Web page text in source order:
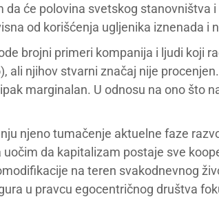
će polovina svetskog stanovništva
od korišćenja ugljenika iznenada i
brojni primeri kompanija i ljudi koji
ali njihov stvarni značaj nije
marginalan. U odnosu na ono što
njeno tumačenje aktuelne faze
da kapitalizam postaje sve
na teren svakodnevnog
u pravcu egocentričnog društva